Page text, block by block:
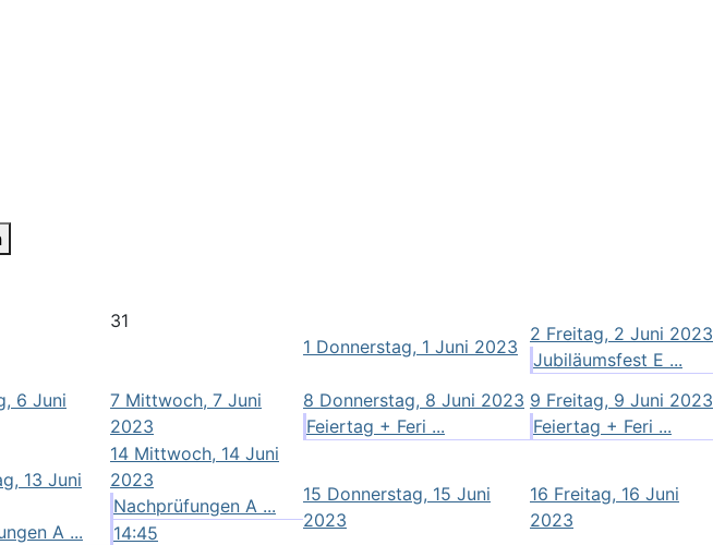
31
1 Donnerstag, 1 Juni 2023
2 Freitag, 2 Juni 2023
Jubiläumsfest E ...
6 Juni
7 Mittwoch, 7 Juni
2023
8 Donnerstag, 8 Juni 2023
Feiertag + Feri ...
9 Freitag, 9 Juni 2023
Feiertag + Feri ...
13 Juni
A ...
14 Mittwoch, 14 Juni
2023
Nachprüfungen A ...
14:45
15 Donnerstag, 15 Juni
2023
16 Freitag, 16 Juni
2023